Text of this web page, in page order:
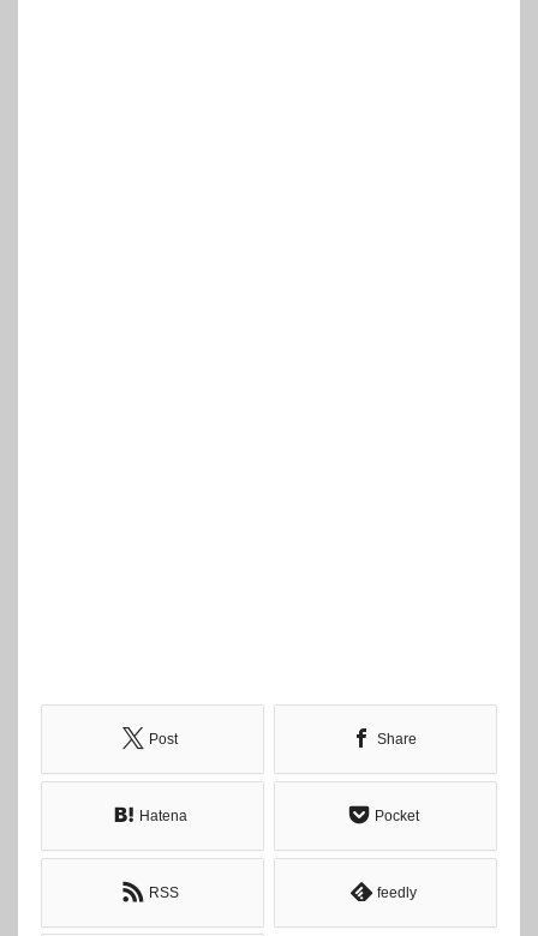
Post Share
Hatena Pocket
RSS feedly